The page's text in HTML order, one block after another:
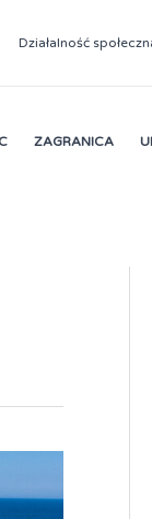
Działalność
ZAGRANICA